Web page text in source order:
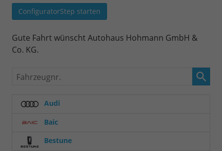
ConfiguratorStep starten
Gute Fahrt wünscht Autohaus Hohmann GmbH &
Co. KG.
Fahrzeugnr.
Audi
Baic
Bestune